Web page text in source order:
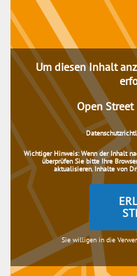
Um diesen Inhalt
Open Street
Wichtiger Hinweis:Wenn der Inhalt
überprüfen Sie bitte Ihre
aktualisieren. Inhalte von
Sie willigen in die